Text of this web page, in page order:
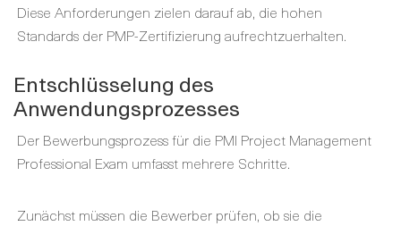
Diese Anforderungen zielen darauf ab, die hohen
Standards der PMP-Zertifizierung aufrechtzuerhalten.
Entschlüsselung des
Anwendungsprozesses
Der Bewerbungsprozess für die PMI Project Management
Professional Exam umfasst mehrere Schritte.
Zunächst müssen die Bewerber prüfen, ob sie die